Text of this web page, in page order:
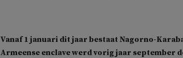
Vanaf 1 januari dit jaar bestaat Nagorno-
Armeense enclave werd vorig jaar september